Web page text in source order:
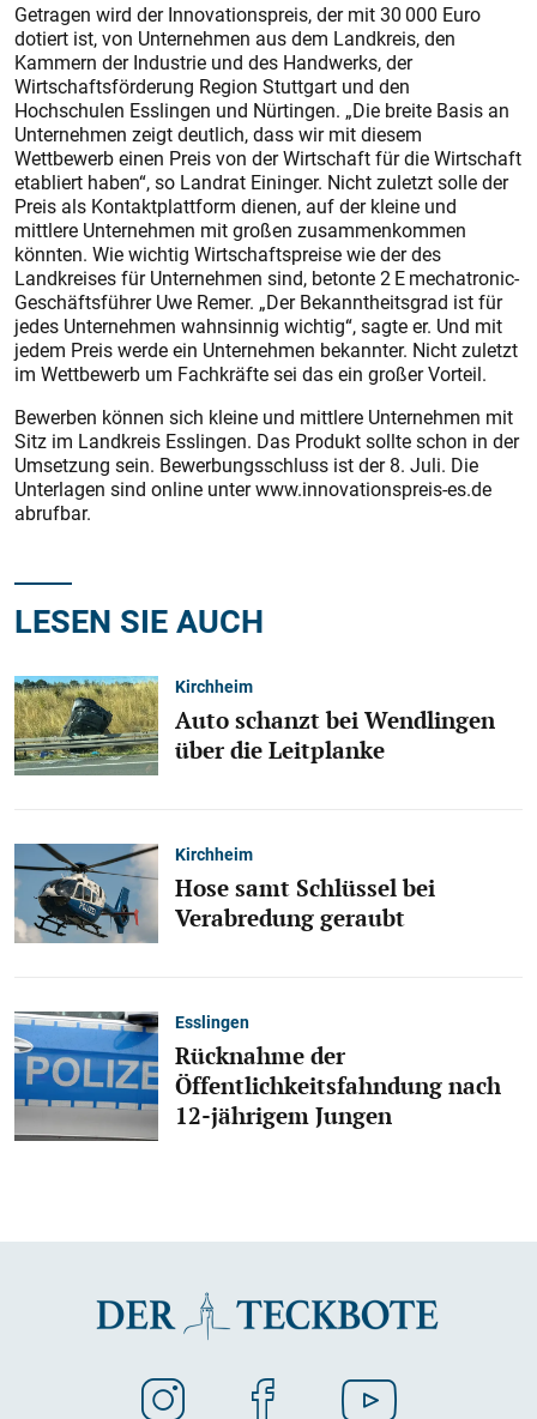
Getragen wird der Innovationspreis, der mit 30 000 Euro
dotiert ist, von Unternehmen aus dem Landkreis, den
Kammern der Industrie und des Handwerks, der
Wirtschaftsförderung Region Stuttgart und den
Hochschulen Esslingen und Nürtingen. „Die breite Basis an
Unternehmen zeigt deutlich, dass wir mit diesem
Wettbewerb einen Preis von der Wirtschaft für die Wirtschaft
etabliert haben“, so Landrat Eininger. Nicht zuletzt solle der
Preis als Kontaktplattform dienen, auf der kleine und
mittlere Unternehmen mit großen zusammenkommen
könnten. Wie wichtig Wirtschaftspreise wie der des
Landkreises für Unternehmen sind, betonte 2 E mechatronic-
Geschäftsführer Uwe Remer. „Der Bekanntheitsgrad ist für
jedes Unternehmen wahnsinnig wichtig“, sagte er. Und mit
jedem Preis werde ein Unternehmen bekannter. Nicht zuletzt
im Wettbewerb um Fachkräfte sei das ein großer Vorteil.
Bewerben können sich kleine und mittlere Unternehmen mit
Sitz im Landkreis Esslingen. Das Produkt sollte schon in der
Umsetzung sein. Bewerbungsschluss ist der 8. Juli. Die
Unterlagen sind online unter www.innovationspreis-es.de
abrufbar.
LESEN SIE AUCH
Kirchheim
Auto schanzt bei Wendlingen
über die Leitplanke
Kirchheim
Hose samt Schlüssel bei
Verabredung geraubt
Esslingen
Rücknahme der
Öffentlichkeitsfahndung nach
12-jährigem Jungen